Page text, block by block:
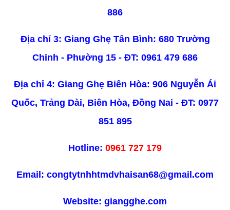
886
Địa chỉ 3: Giang Ghẹ Tân Bình: 680 Trường
Chinh - Phường 15 - ĐT: 0961 479 686
Địa chỉ 4: Giang Ghẹ Biên Hòa: 906 Nguyễn Ái
Quốc, Trảng Dài, Biên Hòa, Đồng Nai - ĐT: 0977
851 895
Hotline: 0961 727 179
Email: congtytnhhtmdvhaisan68@gmail.com
Website: giangghe.com